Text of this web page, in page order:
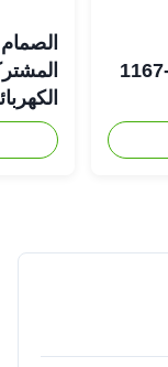
1739379 حقن الوقود الديزل 232-1167